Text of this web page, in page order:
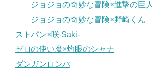
ジョジョの奇妙な冒険×進撃の巨人
ジョジョの奇妙な冒険×野崎くん
ストパン×咲-Saki-
ゼロの使い魔×灼眼のシャナ
ダンガンロンパ